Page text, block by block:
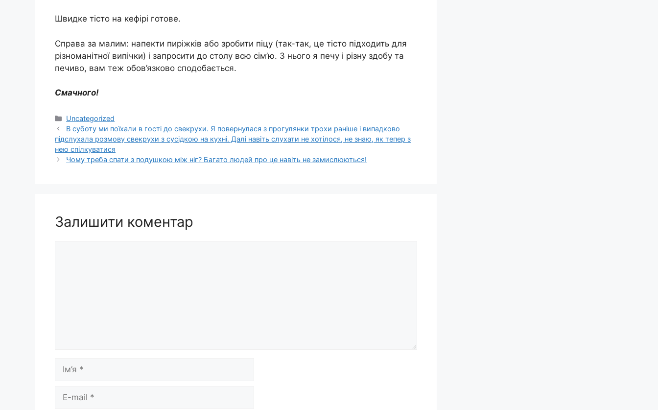
Швидке тісто на кефірі готове.
Справа за малим: напекти пиріжків або зробити піцу (так-так, це тісто підходить для
різноманітної випічки) і запросити до столу всю сім’ю. З нього я печу і різну здобу та
печиво, вам теж обов’язково сподобається.
Смачного!
Категорії
Uncategorized
В суботу ми поїхали в гості до свекрухи. Я повернулася з прогулянки трохи раніше і випадково
підслухала розмову свекрухи з сусідкою на кухні. Далі навіть слухати не хотілося, не знаю, як тепер з
нею спілкуватися
Чому треба спати з подушкою між ніг? Багато людей про це навіть не замислюються!
Залишити коментар
Ім’я